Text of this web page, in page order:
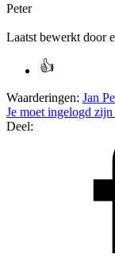
Peter
Laatst bewerkt door
Waarderingen: Jan
Je moet ingelogd
Deel: